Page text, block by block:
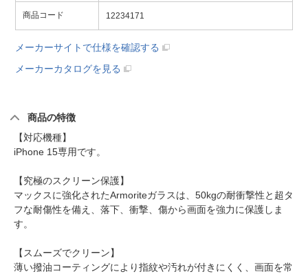
商品コード 12234171
メーカーサイトで仕様を確認する
メーカーカタログを見る
商品の特徴
【対応機種】
iPhone 15専用です。
【究極のスクリーン保護】
マックスに強化されたArmoriteガラスは、50kgの耐衝撃性と超タ
フな耐傷性を備え、落下、衝撃、傷から画面を強力に保護しま
す。
【スムーズでクリーン】
薄い撥油コーティングにより指紋や汚れが付きにくく、画面を常